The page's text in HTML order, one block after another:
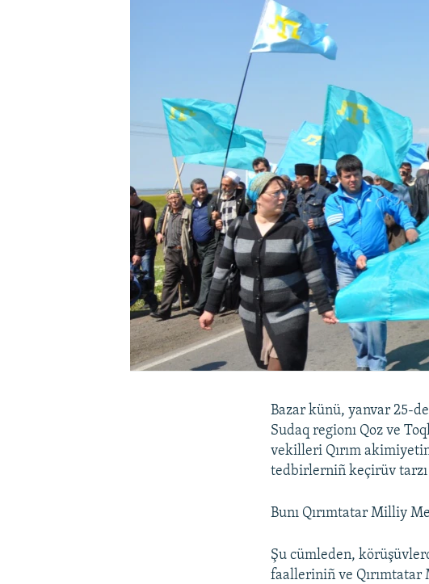
Bazar künü, yanvar 25-
Sudaq regionı Qoz ve
vekilleri Qırım
tedbirlerniñ keçirüv tarzı
Bunı Qırımtatar Milliy
Şu cümleden,
faalleriniñ ve Qırımtatar